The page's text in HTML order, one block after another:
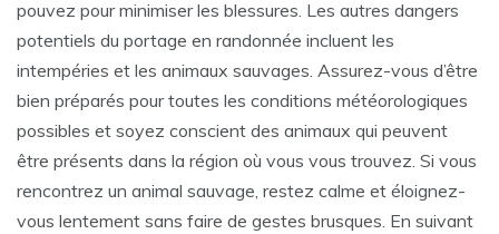
pouvez pour minimiser les blessures. Les autres dangers
potentiels du portage en randonnée incluent les
intempéries et les animaux sauvages. Assurez-vous d’être
bien préparés pour toutes les conditions météorologiques
possibles et soyez conscient des animaux qui peuvent
être présents dans la région où vous vous trouvez. Si vous
rencontrez un animal sauvage, restez calme et éloignez-
vous lentement sans faire de gestes brusques. En suivant